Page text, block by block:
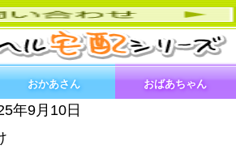
おかあさん おばあちゃん
年9月10日